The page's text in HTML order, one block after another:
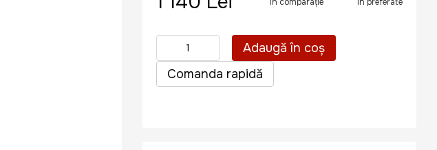
Adaugă în coș
Comanda rapidă